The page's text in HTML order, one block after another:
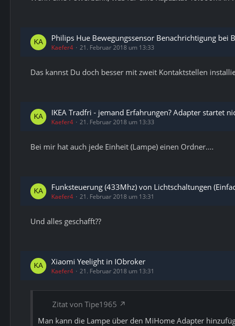
Philips Hue Bewegungssensor Benachrichtigung bei
Kaefer4 21. Februar 2018 um 13:33
Das kannst Du doch besser mit zweit Kontaktstellen
IKEA Tradfri - jemand Erfahrungen? Adapter startet
Kaefer4 21. Februar 2018 um 13:33
Bei mir hat auch jede Einheit (Lampe) einen Ordner....
Funksteuerung (433Mhz) von Lichtschaltungen
Kaefer4 21. Februar 2018 um 13:31
Und alles geschafft??
Xiaomi Yeelight in IObroker
Kaefer4 21. Februar 2018 um 13:31
Zitat von Tipe1965
Man kann die Lampe über den MiHome Adapter